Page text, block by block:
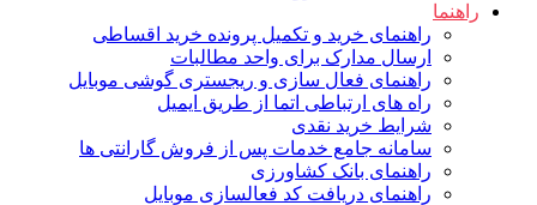
راهنما
راهنمای خرید و تکمیل پرونده خرید اقساطی
ارسال مدارک برای واحد مطالبات
راهنمای فعال سازی و ریجستری گوشی موبایل
راه های ارتباطی اتما از طریق ایمیل
شرایط خرید نقدی
سامانه جامع خدمات پس از فروش گارانتی ها
راهنمای بانک کشاورزی
راهنمای دریافت کد فعالسازی موبایل